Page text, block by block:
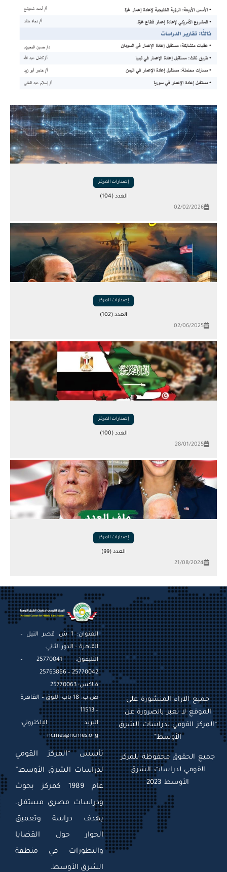
إصدارات المركز
العدد (104)
02/02/2026
إصدارات المركز
العدد (102)
02/06/2025
إصدارات المركز
العدد (100)
28/01/2025
إصدارات المركز
العدد (99)
21/08/2024
العنوان: 1 ش قصر النيل –
القاهرة – الدور الثاني.
التليفون: 25770041 –
25770042 – 25763866
فـاكس: 25770063
ص.ب: 18 باب اللوق – القاهرة
– 11513
البريد الإلكتروني:
ncmes@ncmes.org
تأسس “المركز القومي
لدراسات الشرق الأوسط”
عام 1989 كمركز بحوث
ودراسات مصري مستقل،
بهدف دراسة وتعميق
الحوار حول القضايا
والتطورات في منطقة
الشرق الأوسط.
جميع الآراء المنشورة على
الموقع لا تعبر بالضرورة عن
“المركز القومي لدراسات الشرق
الأوسط”
جميع الحقوق محفوظة للمركز
القومي لدراسات الشرق
الأوسط 2023